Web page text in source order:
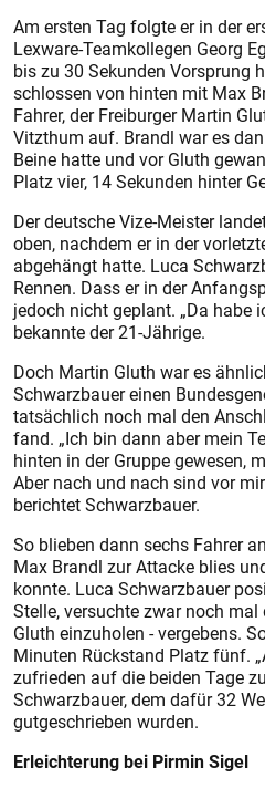
Am ersten Tag folgte er in der
Lexware-Teamkollegen Georg
bis zu 30 Sekunden Vorsprung
schlossen von hinten mit Max
Fahrer, der Freiburger Martin
Vitzthum auf. Brandl war es
Beine hatte und vor Gluth
Platz vier, 14 Sekunden hinter
Der deutsche Vize-Meister
oben, nachdem er in der
abgehängt hatte. Luca
Rennen. Dass er in der
jedoch nicht geplant. „Da habe
bekannte der 21-Jährige.
Doch Martin Gluth war es
Schwarzbauer einen
tatsächlich noch mal den
fand. „Ich bin dann aber mein
hinten in der Gruppe gewesen,
Aber nach und nach sind vor
berichtet Schwarzbauer.
So blieben dann sechs Fahrer
Max Brandl zur Attacke blies
konnte. Luca Schwarzbauer
Stelle, versuchte zwar noch
Gluth einzuholen - vergebens.
Minuten Rückstand Platz fünf.
zufrieden auf die beiden Tage
Schwarzbauer, dem dafür 32
gutgeschrieben wurden.
Erleichterung bei Pirmin Sigel